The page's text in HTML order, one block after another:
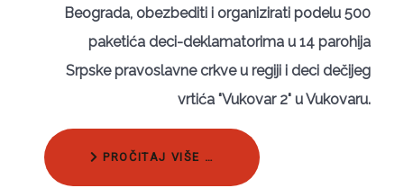
Beograda, obezbediti i organizirati podelu 500
paketića deci-deklamatorima u 14 parohija
Srpske pravoslavne crkve u regiji i deci dečijeg
vrtića "Vukovar 2" u Vukovaru.
PROČITAJ VIŠE …